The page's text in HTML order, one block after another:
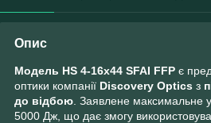
Опис
Модель HS 4-16x44 SFAI FFP є
оптики компанії Discovery Optics з
до відбою . Заявлене
5000 Дж, що дає змогу